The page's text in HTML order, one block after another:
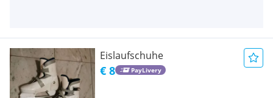
Eislaufschuhe
€ 8 PayLivery